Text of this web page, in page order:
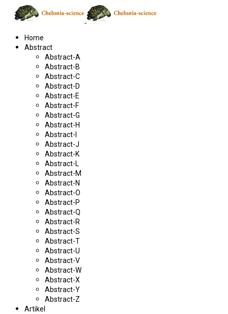
Home
Abstract
Abstract-A
Abstract-B
Abstract-C
Abstract-D
Abstract-E
Abstract-F
Abstract-G
Abstract-H
Abstract-I
Abstract-J
Abstract-K
Abstract-L
Abstract-M
Abstract-N
Abstract-O
Abstract-P
Abstract-Q
Abstract-R
Abstract-S
Abstract-T
Abstract-U
Abstract-V
Abstract-W
Abstract-X
Abstract-Y
Abstract-Z
Artikel